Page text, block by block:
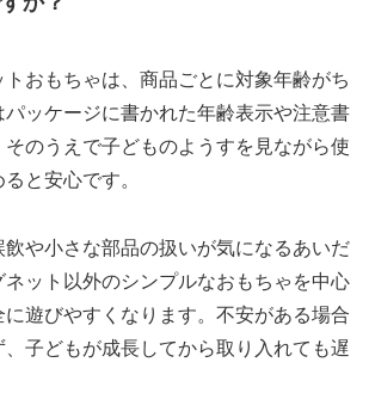
おもちゃは、商品ごとに対象年齢がち
パッケージに書かれた年齢表示や注意書
そのうえで子どものようすを見ながら使
と安心です。
飲や小さな部品の扱いが気になるあいだ
ネット以外のシンプルなおもちゃを中心
遊びやすくなります。不安がある場合
子どもが成長してから取り入れても遅